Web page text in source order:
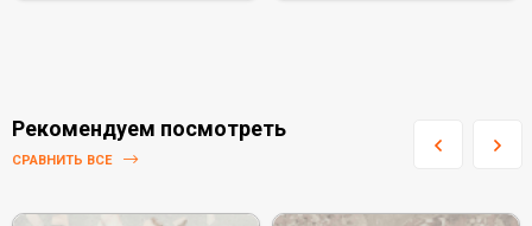
Рекомендуем посмотреть
СРАВНИТЬ ВСЕ